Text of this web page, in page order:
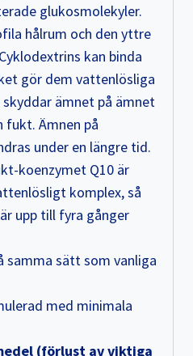
glukosmolekyler.
hålrum och den yttre
kan binda
gör dem vattenlösliga
ämnet på ämnet
fukt. Ämnen på
under en längre tid.
koenzymet Q10 är
komplex, så
upp till fyra gånger
samma sätt som vanliga
med minimala
(förlust av viktiga